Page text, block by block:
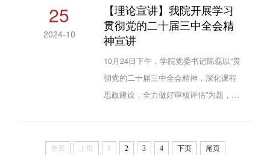
愿军：存亡之战》。观影前，学院党委
书记陈磊带领大家重温了伟大的抗美援
朝精神。他号召大家要牢牢铭记抗美援
朝战争的艰辛历程和伟大胜利，珍惜当
前来之不易的幸福生活；提醒大家在日
常学习工作生活中自觉传承弘扬伟大抗
25
2024-10
【理论宣讲】我院开展学习
贯彻党的二十届三中全会精
神宣讲
10月24日下午，学院党委书记陈磊以“贯
彻党的二十届三中全会精神，深化课程
思政建设，全力做好审核评估”为题，在
的会议背景、会议主题和重大意义等，
首页 上页 1 2 3 4 下页 尾页